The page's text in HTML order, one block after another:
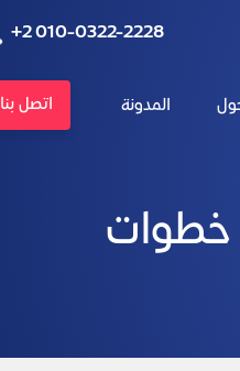
+2 010-0322-2228
المدونة اتصل بنا